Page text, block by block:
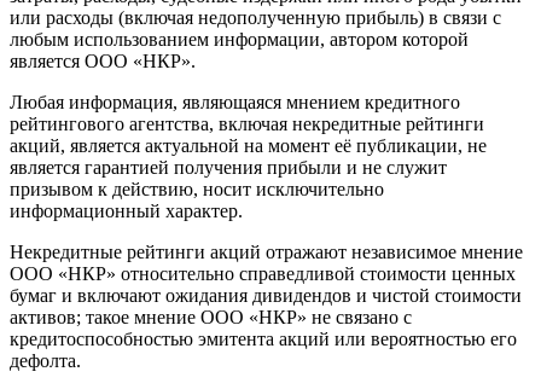
или расходы (включая недополученную прибыль) в связи с
любым использованием информации, автором которой
является ООО «НКР».
Любая информация, являющаяся мнением кредитного
рейтингового агентства, включая некредитные рейтинги
акций, является актуальной на момент её публикации, не
является гарантией получения прибыли и не служит
призывом к действию, носит исключительно
информационный характер.
Некредитные рейтинги акций отражают независимое мнение
ООО «НКР» относительно справедливой стоимости ценных
бумаг и включают ожидания дивидендов и чистой стоимости
активов; такое мнение ООО «НКР» не связано с
кредитоспособностью эмитента акций или вероятностью его
дефолта.